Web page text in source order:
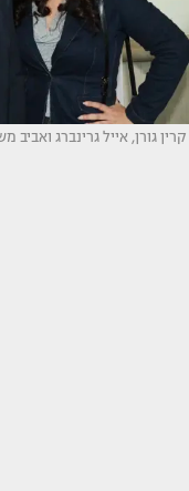
קרין גורן, אייל גרינברג ואביב